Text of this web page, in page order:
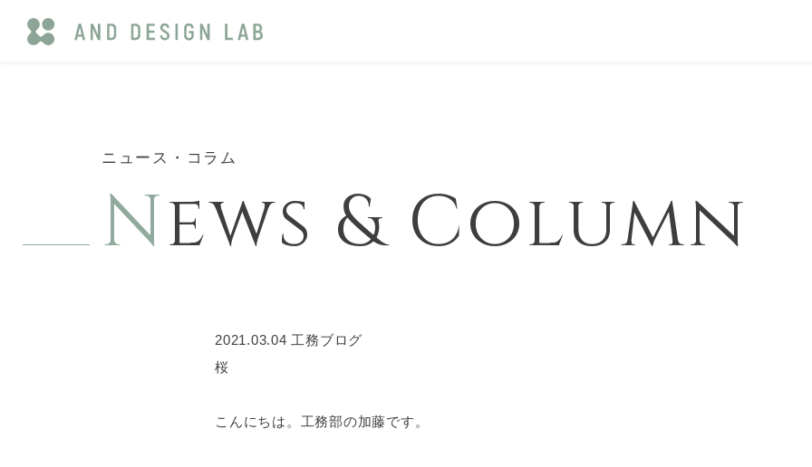
ニュース・コラム
News & Column
2021.03.04 工務ブログ
桜
こんにちは。工務部の加藤です。